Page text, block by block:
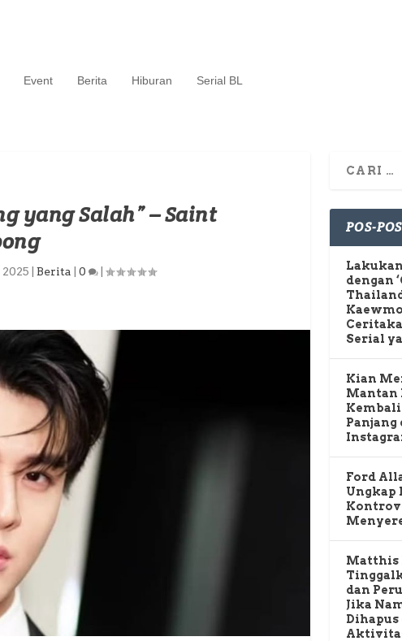
Event Berita Hiburan Serial BL
yang Salah” – Saint
Berita 0 |
POS-
dengan
Serial
Kian
Mantan
Kembali
Panjang
Ford
Ungkap
Matthis
dan
Jika
Dihapus